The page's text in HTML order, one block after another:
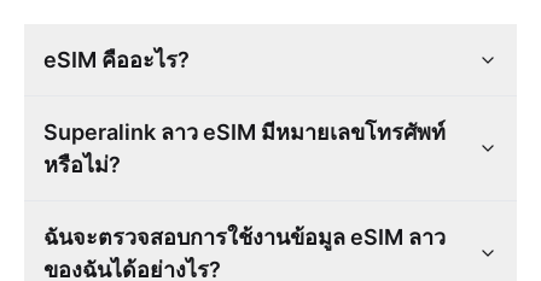
eSIM คืออะไร?
Superalink ลาว eSIM มีหมายเลขโทรศัพท์
หรือไม่?
ฉันจะตรวจสอบการใช้งานข้อมูล eSIM ลาว
ของฉันได้อย่างไร?